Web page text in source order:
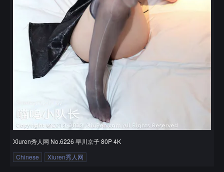
Xiuren秀人网 No.6226 早川京子 80P 4K
Chinese
Xiuren秀人网